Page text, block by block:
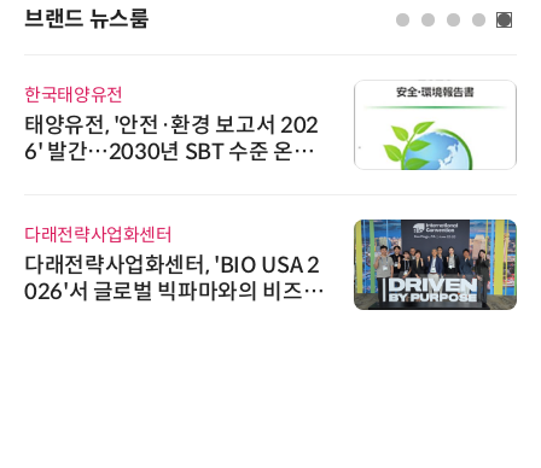
브랜드 뉴스룸
디에스앤지
디에스앤지, 'AI EXPO KOREA 20
26' 참가 성료… AI 전 생애주기 아
인아그룹
'자동화 산업의 새로운 가능성'…
인아그룹 전국 7개 도시 세미나 페